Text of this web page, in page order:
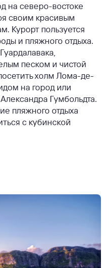
на северо-востоке
своим красивым
Курорт пользуется
и пляжного отдыха.
песком и чистой
холм Лома-де-
на город или
Гумбольдта.
пляжного отдыха
с кубинской